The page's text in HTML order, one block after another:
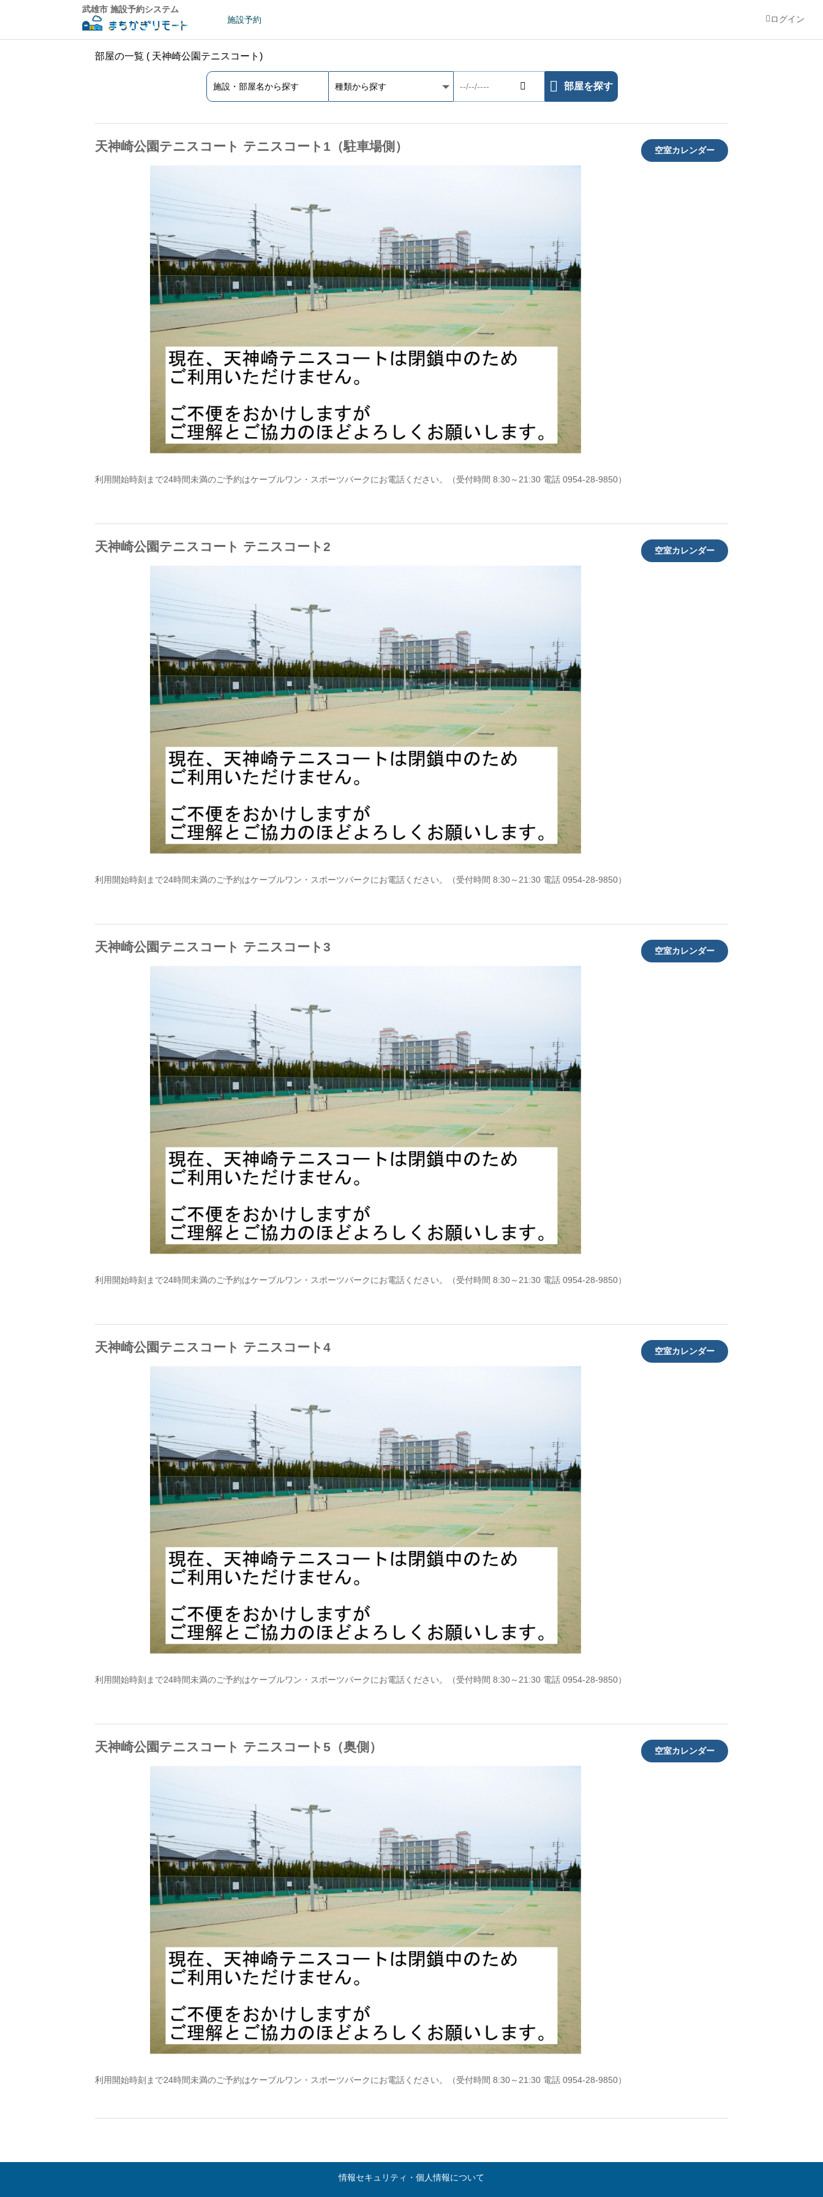
武雄市 施設予約システム
施設予約
ログイン
部屋の一覧 ( 天神崎公園テニスコート)
部屋を探す
天神崎公園テニスコート テニスコート1（駐車場側）
利用開始時刻まで24時間未満のご予約はケーブルワン・スポーツパークにお電話ください。（受付時間 8:30～21:30 電話 0954-28-9850）
空室カレンダー
天神崎公園テニスコート テニスコート2
利用開始時刻まで24時間未満のご予約はケーブルワン・スポーツパークにお電話ください。（受付時間 8:30～21:30 電話 0954-28-9850）
空室カレンダー
天神崎公園テニスコート テニスコート3
利用開始時刻まで24時間未満のご予約はケーブルワン・スポーツパークにお電話ください。（受付時間 8:30～21:30 電話 0954-28-9850）
空室カレンダー
天神崎公園テニスコート テニスコート4
利用開始時刻まで24時間未満のご予約はケーブルワン・スポーツパークにお電話ください。（受付時間 8:30～21:30 電話 0954-28-9850）
空室カレンダー
天神崎公園テニスコート テニスコート5（奥側）
利用開始時刻まで24時間未満のご予約はケーブルワン・スポーツパークにお電話ください。（受付時間 8:30～21:30 電話 0954-28-9850）
空室カレンダー
情報セキュリティ・個人情報について